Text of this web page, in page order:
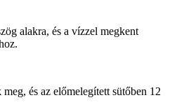
alakra, és a vízzel megkent
és az előmelegített sütőben 12